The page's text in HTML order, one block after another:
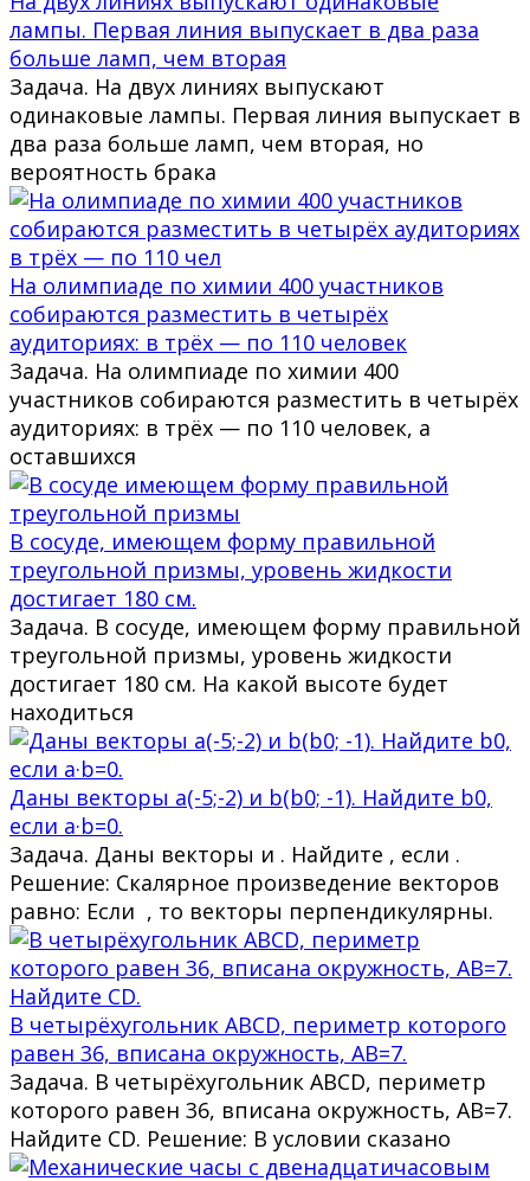
лампы. Первая линия выпускает в два раза
больше ламп, чем вторая
Задача. На двух линиях выпускают
одинаковые лампы. Первая линия выпускает в
два раза больше ламп, чем вторая, но
вероятность брака
На олимпиаде по химии 400 участников
собираются разместить в четырёх
аудиториях: в трёх — по 110 человек
Задача. На олимпиаде по химии 400
участников собираются разместить в четырёх
аудиториях: в трёх — по 110 человек, а
оставшихся
В сосуде, имеющем форму правильной
треугольной призмы, уровень жидкости
достигает 180 см.
Задача. В сосуде, имеющем форму правильной
треугольной призмы, уровень жидкости
достигает 180 см. На какой высоте будет
находиться
Даны векторы a(-5;-2) и b(b0; -1). Найдите b0,
если a·b=0.
Задача. Даны векторы и . Найдите , если .
Решение: Скалярное произведение векторов
равно: Если , то векторы перпендикулярны.
В четырёхугольник ABCD, периметр которого
равен 36, вписана окружность, AB=7.
Задача. В четырёхугольник ABCD, периметр
которого равен 36, вписана окружность, AB=7.
Найдите CD. Решение: В условии сказано